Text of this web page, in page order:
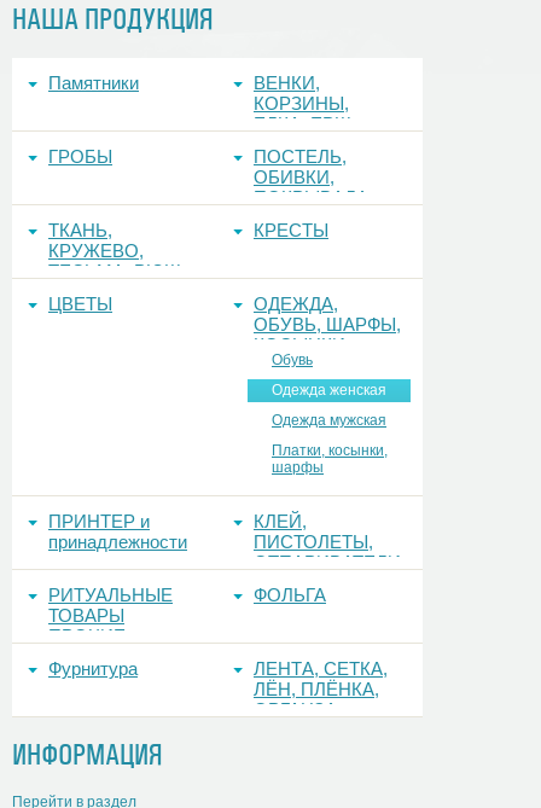
НАША ПРОДУКЦИЯ
Памятники
ВЕНКИ,
КОРЗИНЫ,
ЕЛКА, ЕРШ,
ГРОБЫ
ПОСТЕЛЬ,
ОБИВКИ,
ПОКРЫВАЛА
ТКАНЬ,
КРУЖЕВО,
ТЕСЬМА, РЮШ
КРЕСТЫ
ЦВЕТЫ
ОДЕЖДА,
ОБУВЬ, ШАРФЫ,
КОСЫНКИ
Обувь
Одежда женская
Одежда мужская
Платки, косынки,
шарфы
ПРИНТЕР и
принадлежности
КЛЕЙ,
ПИСТОЛЕТЫ,
ОТПАРИВАТЕЛИ
РИТУАЛЬНЫЕ
ТОВАРЫ
ПРОЧИЕ
ФОЛЬГА
Фурнитура
ЛЕНТА, СЕТКА,
ЛЁН, ПЛЁНКА,
ОРГАНЗА
ИНФОРМАЦИЯ
Перейти в раздел